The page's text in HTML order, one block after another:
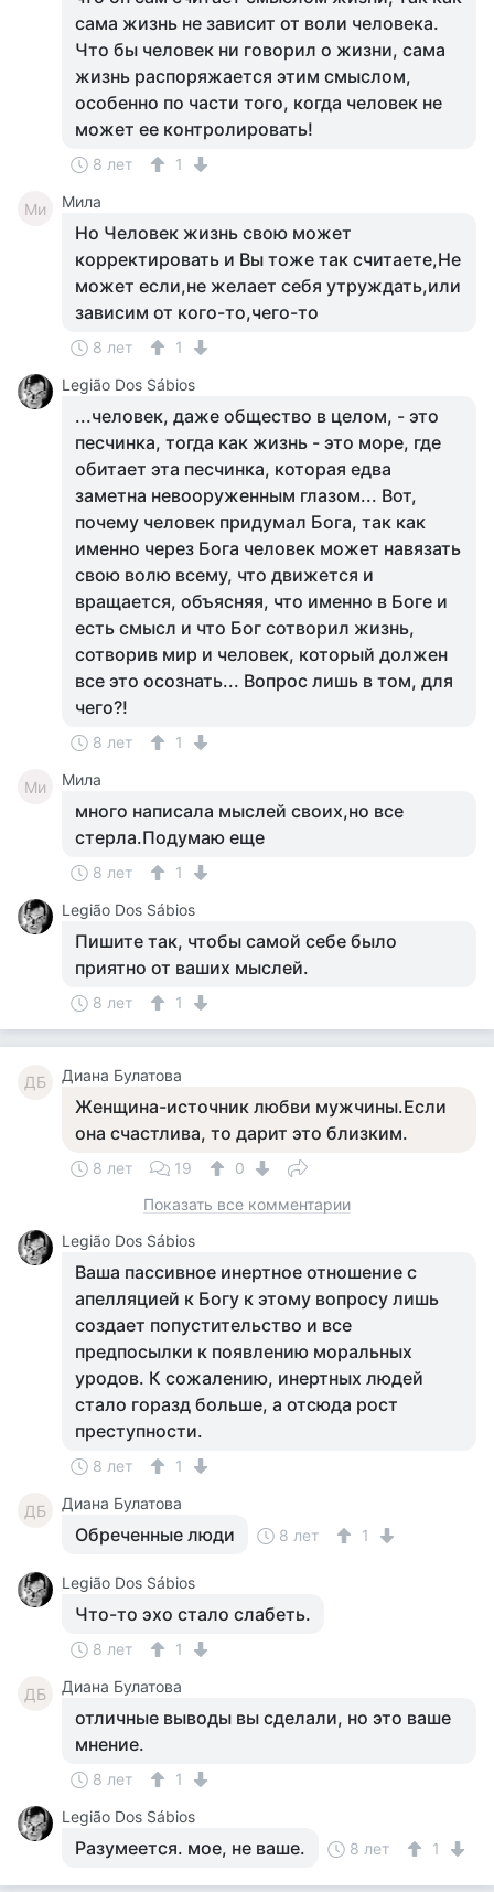
сама жизнь не зависит от воли человека.
Что бы человек ни говорил о жизни, сама
жизнь распоряжается этим смыслом,
особенно по части того, когда человек не
может ее контролировать!
8 лет 1
Ми Мила
Но Человек жизнь свою может
корректировать и Вы тоже так считаете,Не
может если,не желает себя утруждать,или
зависим от кого-то,чего-то
8 лет
1
Legião Dos Sábios
...человек, даже общество в целом, - это
песчинка, тогда как жизнь - это море, где
обитает эта песчинка, которая едва
заметна невооруженным глазом... Вот,
почему человек придумал Бога, так как
именно через Бога человек может навязать
свою волю всему, что движется и
вращается, объясняя, что именно в Боге и
есть смысл и что Бог сотворил жизнь,
сотворив мир и человек, который должен
все это осознать... Вопрос лишь в том, для
чего?!
8 лет 1
Ми Мила
много написала мыслей своих,но все
стерла.Подумаю еще
8 лет
1
Legião Dos Sábios
Пишите так, чтобы самой себе было
приятно от ваших мыслей.
8 лет 1
ДБ Диана Булатова
Женщина-источник любви мужчины.Если
она счастлива, то дарит это близким.
8 лет 19
0
Показать все комментарии
Legião Dos Sábios
Ваша пассивное инертное отношение с
апелляцией к Богу к этому вопросу лишь
создает попустительство и все
предпосылки к появлению моральных
уродов. К сожалению, инертных людей
стало горазд больше, а отсюда рост
преступности.
8 лет 1
ДБ Диана Булатова
Обреченные люди 8 лет 1
Legião Dos Sábios
Что-то эхо стало слабеть.
8 лет 1
ДБ Диана Булатова
отличные выводы вы сделали, но это ваше
мнение.
8 лет
1
Legião Dos Sábios
Разумеется. мое, не ваше. 8 лет 1